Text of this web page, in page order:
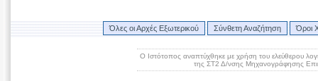
Όλες οι Αρχές Εξωτερικού Σύνθετη Αναζήτηση Όροι
Ο Ιστότοπος αναπτύχθηκε με χρήση του ελεύθερου
της ΣΤ2 Δ/νσης Μηχανογράφησης